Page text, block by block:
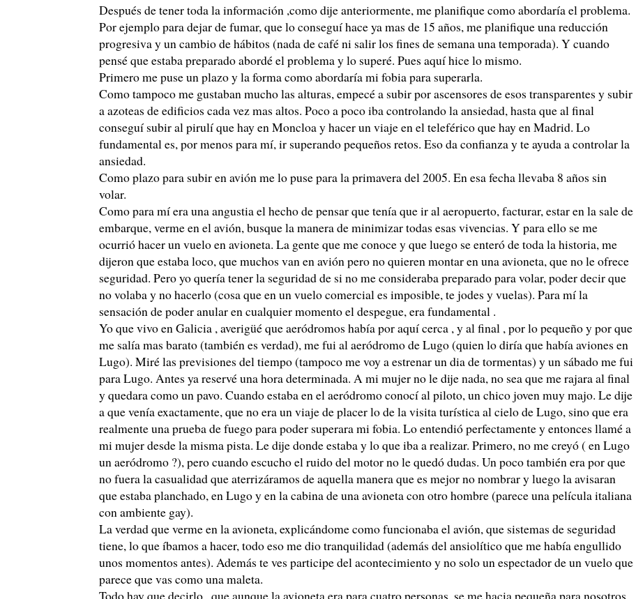
Después de tener toda la información ,como dije anteriormente, me planifique como abordaría el problema.
Por ejemplo para dejar de fumar, que lo conseguí hace ya mas de 15 años, me planifique una reducción
progresiva y un cambio de hábitos (nada de café ni salir los fines de semana una temporada). Y cuando
pensé que estaba preparado abordé el problema y lo superé. Pues aquí hice lo mismo.
Primero me puse un plazo y la forma como abordaría mi fobia para superarla.
Como tampoco me gustaban mucho las alturas, empecé a subir por ascensores de esos transparentes y subir
a azoteas de edificios cada vez mas altos. Poco a poco iba controlando la ansiedad, hasta que al final
conseguí subir al pirulí que hay en Moncloa y hacer un viaje en el teleférico que hay en Madrid. Lo
fundamental es, por menos para mí, ir superando pequeños retos. Eso da confianza y te ayuda a controlar la
ansiedad.
Como plazo para subir en avión me lo puse para la primavera del 2005. En esa fecha llevaba 8 años sin
volar.
Como para mí era una angustia el hecho de pensar que tenía que ir al aeropuerto, facturar, estar en la sale de
embarque, verme en el avión, busque la manera de minimizar todas esas vivencias. Y para ello se me
ocurrió hacer un vuelo en avioneta. La gente que me conoce y que luego se enteró de toda la historia, me
dijeron que estaba loco, que muchos van en avión pero no quieren montar en una avioneta, que no le ofrece
seguridad. Pero yo quería tener la seguridad de si no me consideraba preparado para volar, poder decir que
no volaba y no hacerlo (cosa que en un vuelo comercial es imposible, te jodes y vuelas). Para mí la
sensación de poder anular en cualquier momento el despegue, era fundamental .
Yo que vivo en Galicia , averigüé que aeródromos había por aquí cerca , y al final , por lo pequeño y por que
me salía mas barato (también es verdad), me fui al aeródromo de Lugo (quien lo diría que había aviones en
Lugo). Miré las previsiones del tiempo (tampoco me voy a estrenar un dia de tormentas) y un sábado me fui
para Lugo. Antes ya reservé una hora determinada. A mi mujer no le dije nada, no sea que me rajara al final
y quedara como un pavo. Cuando estaba en el aeródromo conocí al piloto, un chico joven muy majo. Le dije
a que venía exactamente, que no era un viaje de placer lo de la visita turística al cielo de Lugo, sino que era
realmente una prueba de fuego para poder superara mi fobia. Lo entendió perfectamente y entonces llamé a
mi mujer desde la misma pista. Le dije donde estaba y lo que iba a realizar. Primero, no me creyó ( en Lugo
un aeródromo ?), pero cuando escucho el ruido del motor no le quedó dudas. Un poco también era por que
no fuera la casualidad que aterrizáramos de aquella manera que es mejor no nombrar y luego la avisaran
que estaba planchado, en Lugo y en la cabina de una avioneta con otro hombre (parece una película italiana
con ambiente gay).
La verdad que verme en la avioneta, explicándome como funcionaba el avión, que sistemas de seguridad
tiene, lo que íbamos a hacer, todo eso me dio tranquilidad (además del ansiolítico que me había engullido
unos momentos antes). Además te ves participe del acontecimiento y no solo un espectador de un vuelo que
parece que vas como una maleta.
Todo hay que decirlo , que aunque la avioneta era para cuatro personas, se me hacia pequeña para nosotros